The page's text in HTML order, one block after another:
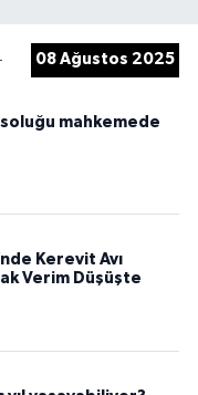
08 Ağustos 2025
soluğu mahkemede
Kerevit Avı
Verim Düşüşte